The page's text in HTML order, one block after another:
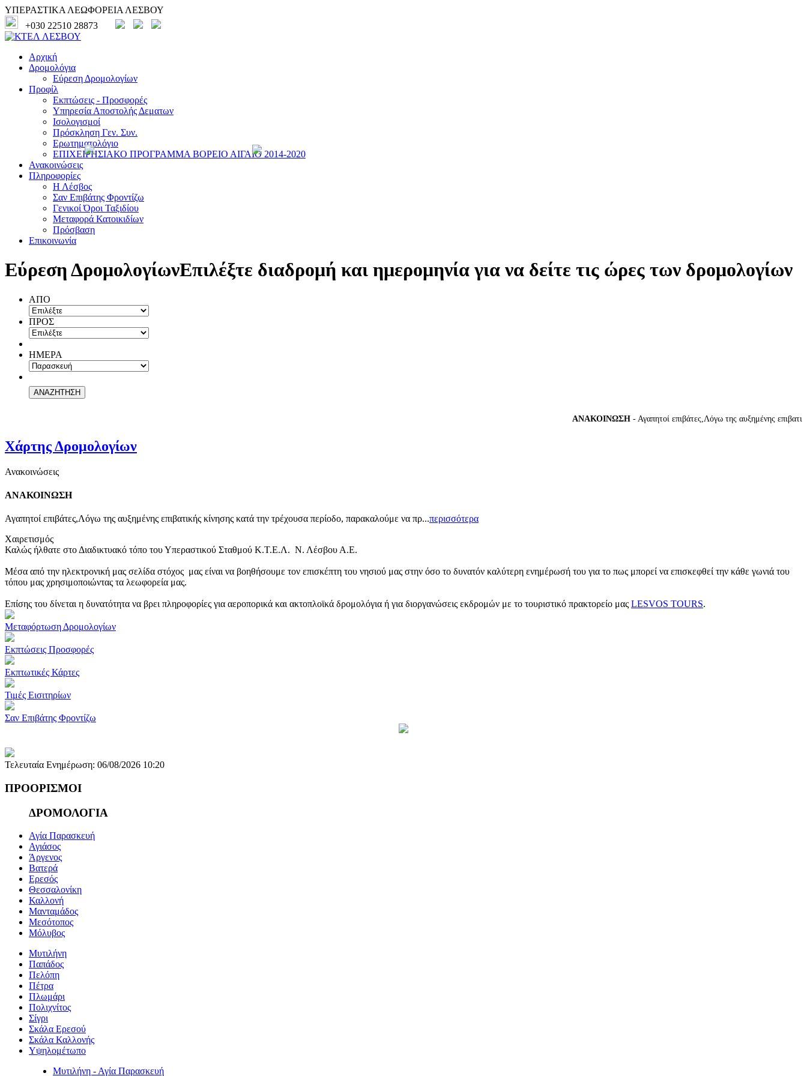
ΥΠΕΡΑΣΤΙΚΑ ΛΕΩΦΟΡΕΙΑ ΛΕΣΒΟΥ
+030 22510 28873
Αρχική
Δρομολόγια
Εύρεση Δρομολογίων
Προφίλ
Εκπτώσεις - Προσφορές
Υπηρεσία Αποστολής Δεματων
Ισολογισμοί
Πρόσκληση Γεν. Συν.
Ερωτηματολόγιο
ΕΠΙΧΕΙΡΗΣΙΑΚΟ ΠΡΟΓΡΑΜΜΑ ΒΟΡΕΙΟ ΑΙΓΑΙΟ 2014-2020
Ανακοινώσεις
Πληροφορίες
Η Λέσβος
Σαν Επιβάτης Φροντίζω
Γενικοί Όροι Ταξιδίου
Μεταφορά Κατοικιδίων
Πρόσβαση
Επικοινωνία
Εύρεση ΔρομολογίωνΕπιλέξτε διαδρομή και ημερομηνία για να δείτε τις ώρες των δρομολογίων
ΑΠΟ
ΠΡΟΣ
ΗΜΕΡΑ
ΑΝΑΚΟΙΝΩΣΗ- Αγαπητοί επιβάτες,Λόγω της αυξημένης επιβατικής
Χάρτης Δρομολογίων
Ανακοινώσεις
ΑΝΑΚΟΙΝΩΣΗ
Αγαπητοί επιβάτες,Λόγω της αυξημένης επιβατικής κίνησης κατά την τρέχουσα περίοδο, παρακαλούμε να πρ...περισσότερα
Χαιρετισμός
Καλώς ήλθατε στο Διαδικτυακό τόπο του Υπεραστικού Σταθμού Κ.Τ.Ε.Λ. Ν. Λέσβου Α.Ε.
Μέσα από την ηλεκτρονική μας σελίδα στόχος μας είναι να βοηθήσουμε τον επισκέπτη του νησιού μας στην όσο το δυνατόν καλύτερη ενημέρωσή του για το πως μπορεί να επισκεφθεί την κάθε γωνιά του
τόπου μας χρησιμοποιώντας τα λεωφορεία μας.
Επίσης του δίνεται η δυνατότητα να βρει πληροφορίες για αεροπορικά και ακτοπλοϊκά δρομολόγια ή για διοργανώσεις εκδρομών με το τουριστικό πρακτορείο μας LESVOS TOURS.
Μεταφόρτωση Δρομολογίων
Εκπτώσεις Προσφορές
Εκπτωτικές Κάρτες
Τιμές Εισιτηρίων
Σαν Επιβάτης Φροντίζω
Τελευταία Ενημέρωση: 06/08/2026 10:20
ΠΡΟΟΡΙΣΜΟΙ
ΔΡΟΜΟΛΟΓΙΑ
Αγία Παρασκευή
Αγιάσος
Άργενος
Βατερά
Ερεσός
Θεσσαλονίκη
Καλλονή
Μανταμάδος
Μεσότοπος
Μόλυβος
Μυτιλήνη
Παπάδος
Πελόπη
Πέτρα
Πλωμάρι
Πολιχνίτος
Σίγρι
Σκάλα Ερεσού
Σκάλα Καλλονής
Υψηλομέτωπο
Μυτιλήνη - Αγία Παρασκευή